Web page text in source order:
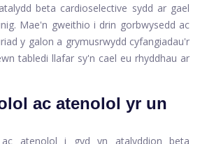
beta cardioselective sydd ar gael
Mae'n gweithio i drin gorbwysedd ac
y galon a grymusrwydd cyfangiadau'r
tabledi llafar sy'n cael eu rhyddhau ar
ac atenolol yr un
atenolol i gyd yn atalyddion beta